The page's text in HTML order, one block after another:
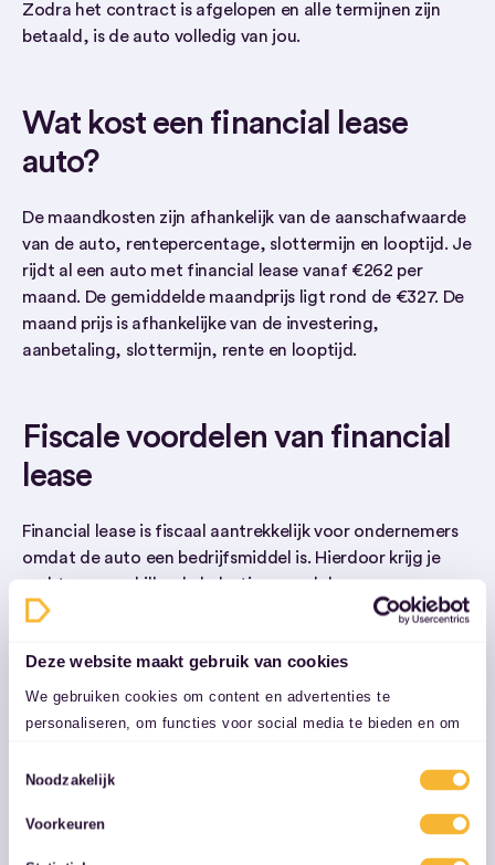
Deze website maakt gebruik van cookies
We gebruiken cookies om content en advertenties te
personaliseren, om functies voor social media te bieden en om
uw gebruik van onze site met onze partners voor social media,
combineren met andere informatie die u aan ze heeft verstrekt
of die ze hebben verzameld op basis van uw gebruik van hun
Toestemmingsselectie
Noodzakelijk
Voorkeuren
Zodra het contract is afgelopen en alle termijnen zijn
betaald, is de auto volledig van jou.
Wat kost een financial lease
auto?
De maandkosten zijn afhankelijk van de aanschafwaarde
van de auto, rentepercentage, slottermijn en looptijd. Je
rijdt al een auto met financial lease vanaf €262 per
maand. De gemiddelde maandprijs ligt rond de €327. De
maand prijs is afhankelijke van de investering,
aanbetaling, slottermijn, rente en looptijd.
Fiscale voordelen van financial
lease
Financial lease is fiscaal aantrekkelijk voor ondernemers
omdat de auto een bedrijfsmiddel is. Hierdoor krijg je
recht op verschillende belastingvoordelen:
voordeel bij investeringen
Afschrijving: je schrijft de auto jaarlijks af op je